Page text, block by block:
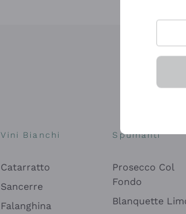
Vini Bianchi
Catarratto
Sancerre
Falanghina
Spumanti
Prosecco Col
Fondo
Blanquette